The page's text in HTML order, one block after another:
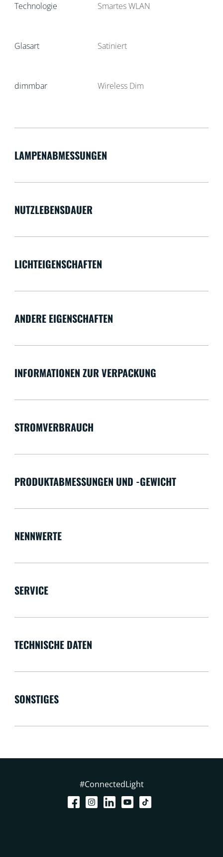
Technologie Smartes WLAN
Glasart Satiniert
dimmbar Wireless Dim
LAMPENABMESSUNGEN
NUTZLEBENSDAUER
LICHTEIGENSCHAFTEN
ANDERE EIGENSCHAFTEN
INFORMATIONEN ZUR VERPACKUNG
STROMVERBRAUCH
PRODUKTABMESSUNGEN UND -GEWICHT
NENNWERTE
SERVICE
TECHNISCHE DATEN
SONSTIGES
#ConnectedLight